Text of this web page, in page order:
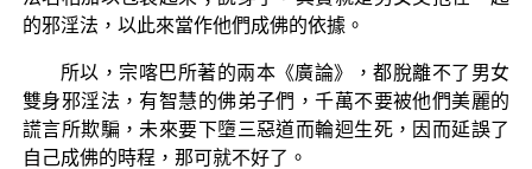
的邪淫法，以此來當作他們成佛的依據。
所以，宗喀巴所著的兩本《廣論》，都脫離不了男女
雙身邪淫法，有智慧的佛弟子們，千萬不要被他們美麗的
謊言所欺騙，未來要下墮三惡道而輪迴生死，因而延誤了
自己成佛的時程，那可就不好了。